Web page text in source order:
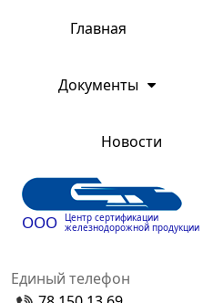
Главная
Документы
Новости
ООО Центр сертификации
железнодорожной продукции
Единый телефон